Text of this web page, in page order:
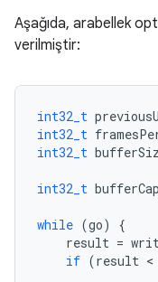
Aşağıda, arabellek
verilmiştir:
int32_t
int32_t
int32_t
int32_t
while (go)
{
result =
if (result <